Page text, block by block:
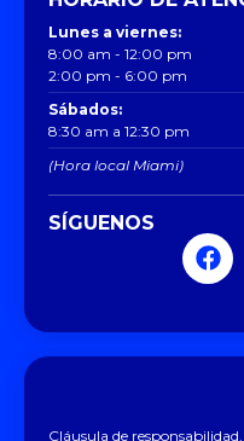
Lunes a viernes:
8:00 am - 12:00 pm
2:00 pm - 6:00 pm
Sábados:
8:30 am a 12:30 pm
(Hora local Miami)
SÍGUENOS
Cláusula de